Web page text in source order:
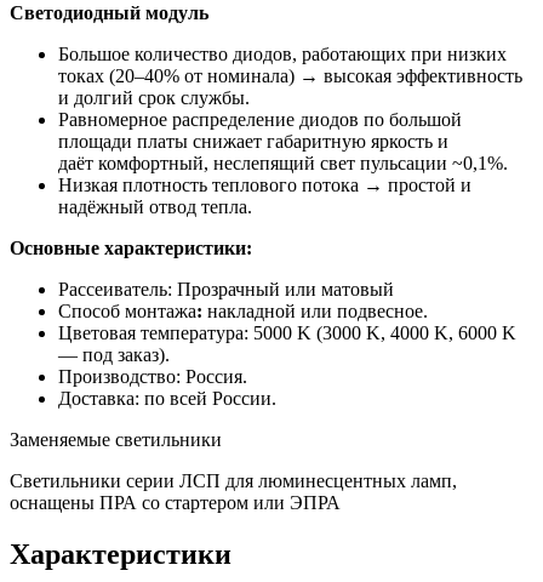
Светодиодный модуль
Большое количество диодов, работающих при низких
токах (20–40% от номинала) → высокая эффективность
и долгий срок службы.
Равномерное распределение диодов по большой
площади платы снижает габаритную яркость и
даёт комфортный, неслепящий свет пульсации ~0,1%.
Низкая плотность теплового потока → простой и
надёжный отвод тепла.
Основные характеристики:
Рассеиватель: Прозрачный или матовый
Способ монтажа: накладной или подвесное.
Цветовая температура: 5000 K (3000 K, 4000 K, 6000 K
— под заказ).
Производство: Россия.
Доставка: по всей России.
Заменяемые светильники
Светильники серии ЛСП для люминесцентных ламп,
оснащены ПРА со стартером или ЭПРА
Характеристики